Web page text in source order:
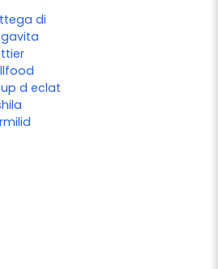
di
d eclat